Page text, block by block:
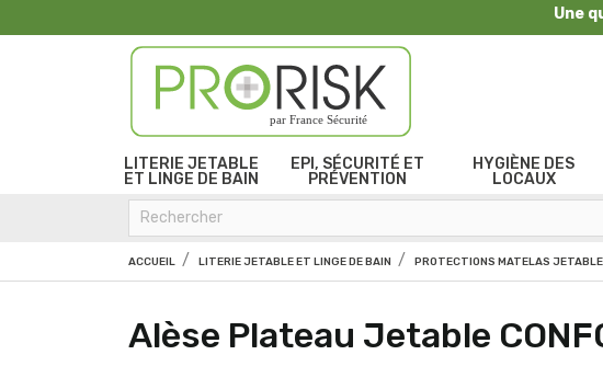
Une
par France Sécurité
LITERIE JETABLE
ET LINGE DE BAIN
EPI, SÉCURITÉ ET
PRÉVENTION
HYGIÈNE DES
LOCAUX
ACCUEIL LITERIE JETABLE ET LINGE DE BAIN PROTECTIONS MATELAS
Alèse Plateau Jetable